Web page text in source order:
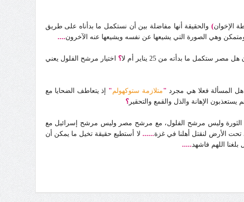
الإخوان) والحقيقة أنها مفاضلة بين أن نستكمل ما بدأناه على طريق
وهي الصورة التي يشيعها عن نفسه ويشيعها عنه الآخرون....
مصر ستكمل ما بدأته من 25 يناير أم لا ؟ اختيار مرشح الفلول يعني
هل المسألة فعلا هي مجرد "متلازمة ستوكهولم" إذ يتعاطف الضحايا مع
الإهانة والذل والقمع والتحقير؟
من يناير أن يكون خيارنا واضحا فنكون مع مرشح الثورة وليس مرشح الفلول، مع مرشح مصر وليس مرشح إسرائيل مع
الأرض لنقتل أهلنا في غزة...... لا أستطيع حقيقة تخيل ما يمكن أن
بلغنا اللهم فاشهد.....